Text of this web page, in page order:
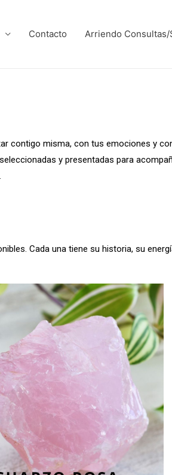
Contacto Arriendo Consultas/
contigo misma, con tus emociones y
y presentadas para
Cada una tiene su historia, su